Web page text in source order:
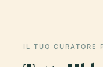
IL TUO CURATORE